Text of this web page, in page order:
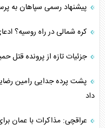
پیشنهاد رسمی سپاهان به
کره شمالی در راه روسیه؟ ادعای
جزئیات تازه از پرونده قتل حمیدرضا
پشت پرده جدایی رامین
داد
عراقچی: مذاکرات با عمان